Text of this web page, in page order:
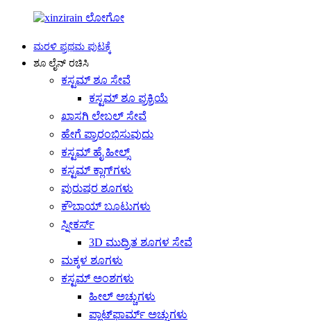
ಮರಳಿ ಪ್ರಥಮ ಪುಟಕ್ಕೆ
ಶೂ ಲೈನ್ ರಚಿಸಿ
ಕಸ್ಟಮ್ ಶೂ ಸೇವೆ
ಕಸ್ಟಮ್ ಶೂ ಪ್ರಕ್ರಿಯೆ
ಖಾಸಗಿ ಲೇಬಲ್ ಸೇವೆ
ಹೇಗೆ ಪ್ರಾರಂಭಿಸುವುದು
ಕಸ್ಟಮ್ ಹೈ ಹೀಲ್ಸ್
ಕಸ್ಟಮ್ ಕ್ಲಾಗ್‌ಗಳು
ಪುರುಷರ ಶೂಗಳು
ಕೌಬಾಯ್ ಬೂಟುಗಳು
ಸ್ನೀಕರ್ಸ್
3D ಮುದ್ರಿತ ಶೂಗಳ ಸೇವೆ
ಮಕ್ಕಳ ಶೂಗಳು
ಕಸ್ಟಮ್ ಅಂಶಗಳು
ಹೀಲ್ ಅಚ್ಚುಗಳು
ಪ್ಲಾಟ್‌ಫಾರ್ಮ್ ಅಚ್ಚುಗಳು